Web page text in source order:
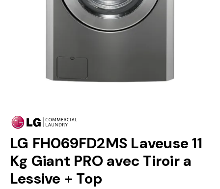
LG FH069FD2MS Laveuse 11
Kg Giant PRO avec Tiroir a
Lessive + Top